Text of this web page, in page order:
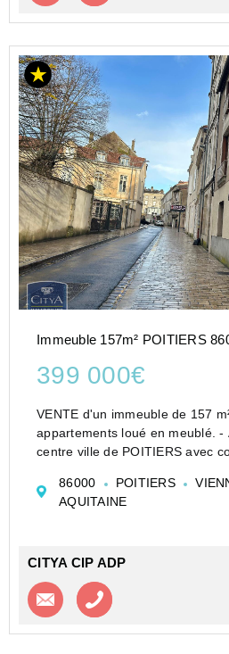
Immeuble 157m² POITIERS
399 000€
VENTE d'un immeuble de 157
appartements loué en meublé. -
centre ville de POITIERS avec
appartements loués en meublé
Nous vous propos...
86000 POITIERS
AQUITAINE
CITYA CIP ADP
Contacter l'agence